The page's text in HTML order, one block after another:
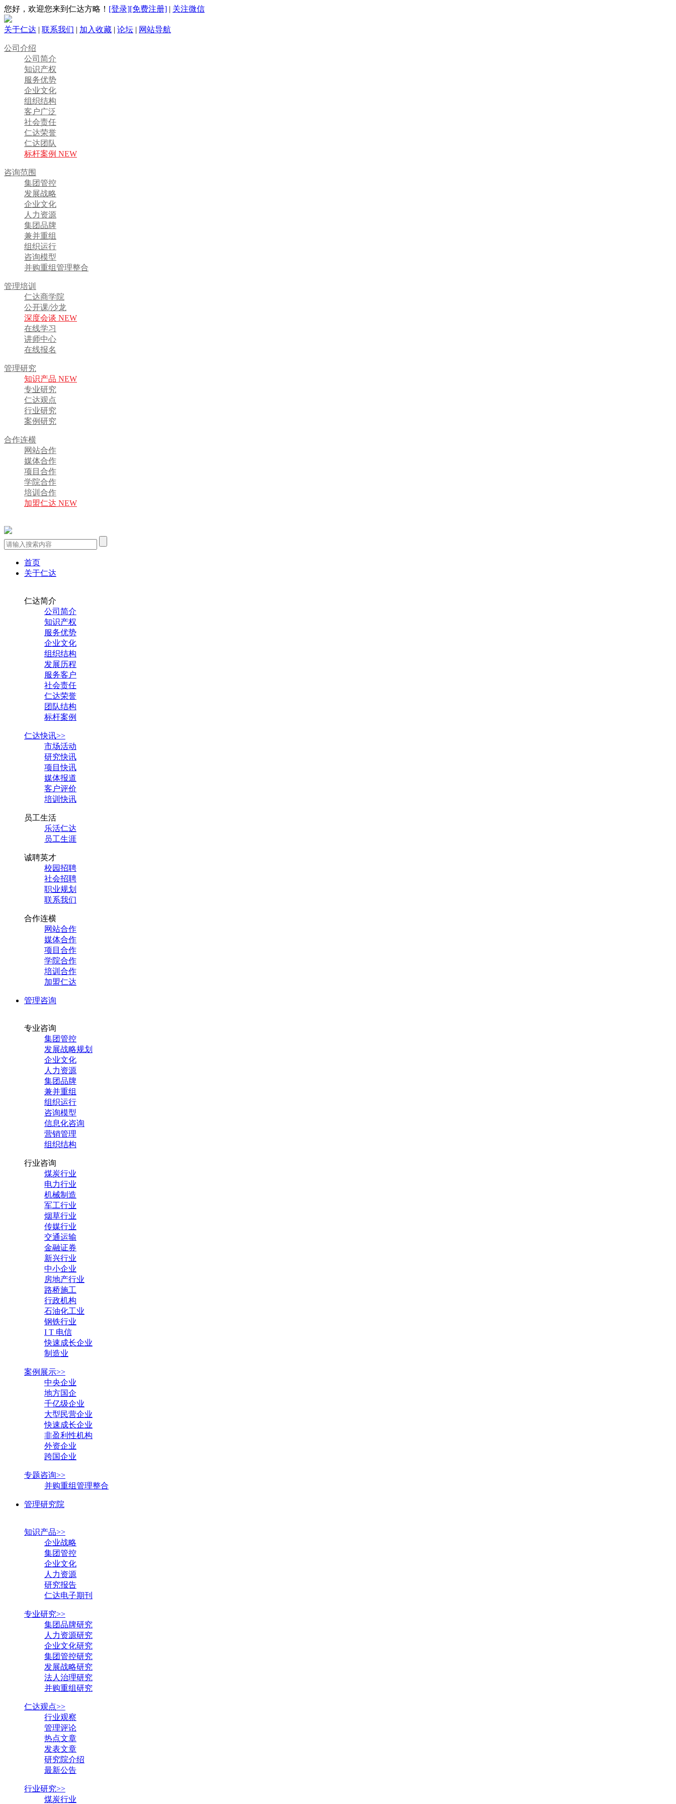
您好，欢迎您来到仁达方略！ [登录][免费注册] | 关注微信
关于仁达 | 联系我们 | 加入收藏 | 论坛 | 网站导航
公司介绍
公司简介
知识产权
服务优势
企业文化
组织结构
客户广泛
社会责任
仁达荣誉
仁达团队
标杆案例 NEW
咨询范围
集团管控
发展战略
企业文化
人力资源
集团品牌
兼并重组
组织运行
咨询模型
并购重组管理整合
管理培训
仁达商学院
公开课/沙龙
深度会谈 NEW
在线学习
讲师中心
在线报名
管理研究
知识产品 NEW
专业研究
仁达观点
行业研究
案例研究
合作连横
网站合作
媒体合作
项目合作
学院合作
培训合作
加盟仁达 NEW
首页
关于仁达
仁达简介
公司简介
知识产权
服务优势
企业文化
组织结构
发展历程
服务客户
社会责任
仁达荣誉
团队结构
标杆案例
仁达快讯>>
市场活动
研究快讯
项目快讯
媒体报道
客户评价
培训快讯
员工生活
乐活仁达
员工生涯
诚聘英才
校园招聘
社会招聘
职业规划
联系我们
合作连横
网站合作
媒体合作
项目合作
学院合作
培训合作
加盟仁达
管理咨询
专业咨询
集团管控
发展战略规划
企业文化
人力资源
集团品牌
兼并重组
组织运行
咨询模型
信息化咨询
营销管理
组织结构
行业咨询
煤炭行业
电力行业
机械制造
军工行业
烟草行业
传媒行业
交通运输
金融证券
新兴行业
中小企业
房地产行业
路桥施工
行政机构
石油化工业
钢铁行业
I T 电信
快速成长企业
制造业
案例展示>>
中央企业
地方国企
千亿级企业
大型民营企业
快速成长企业
非盈利性机构
外资企业
跨国企业
专题咨询>>
并购重组管理整合
管理研究院
知识产品>>
企业战略
集团管控
企业文化
人力资源
研究报告
仁达电子期刊
专业研究>>
集团品牌研究
人力资源研究
企业文化研究
集团管控研究
发展战略研究
法人治理研究
并购重组研究
仁达观点>>
行业观察
管理评论
热点文章
发表文章
研究院介绍
最新公告
行业研究>>
煤炭行业